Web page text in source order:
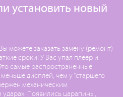
установить новый
можете заказать замену (ремонт)
сроки! У Вас упал плеер и
самые распространенные
дисплей, чем у “старшего
механическим
Появились царапины,